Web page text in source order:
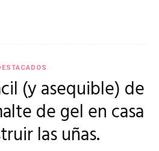
(y asequible) de
de gel en casa
las uñas.